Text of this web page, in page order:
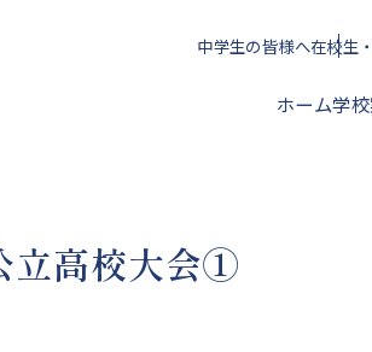
中学生の皆様へ在校生
ホーム学
校長挨拶
年間スケジュール
クラブ活動一覧
立高校大会①